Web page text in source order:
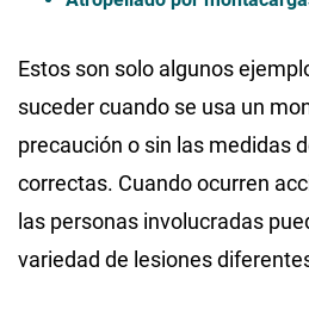
Estos son solo algunos
suceder cuando se usa un
precaución o sin las medidas
correctas. Cuando ocurren
las personas involucradas
variedad de lesiones